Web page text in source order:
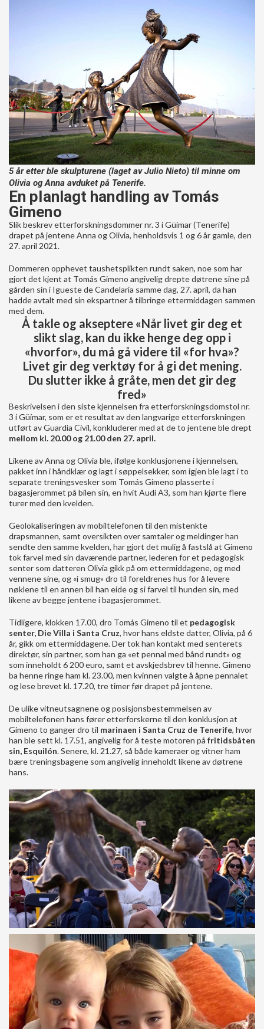
5 år etter ble skulpturene (laget av Julio Nieto) til minne om
Olivia og Anna avduket på Tenerife.
En planlagt handling av Tomás
Gimeno
Slik beskrev etterforskningsdommer nr. 3 i Güímar (Tenerife)
drapet på jentene Anna og Olivia, henholdsvis 1 og 6 år gamle, den
27. april 2021.
Dommeren opphevet taushetsplikten rundt saken, noe som har
gjort det kjent at Tomás Gimeno angivelig drepte døtrene sine på
gården sin i Igueste de Candelaria samme dag, 27. april, da han
hadde avtalt med sin ekspartner å tilbringe ettermiddagen sammen
med dem.
Å takle og akseptere «Når livet gir deg et
slikt slag, kan du ikke henge deg opp i
«hvorfor», du må gå videre til «for hva»?
Livet gir deg verktøy for å gi det mening.
Du slutter ikke å gråte, men det gir deg
fred»
Beskrivelsen i den siste kjennelsen fra etterforskningsdomstol nr.
3 i Güímar, som er et resultat av den langvarige etterforskningen
utført av Guardia Civil, konkluderer med at de to jentene ble drept
mellom kl. 20.00 og 21.00 den 27. april.
Likene av Anna og Olivia ble, ifølge konklusjonene i kjennelsen,
pakket inn i håndklær og lagt i søppelsekker, som igjen ble lagt i to
separate treningsvesker som Tomás Gimeno plasserte i
bagasjerommet på bilen sin, en hvit Audi A3, som han kjørte flere
turer med den kvelden.
Geolokaliseringen av mobiltelefonen til den mistenkte
drapsmannen, samt oversikten over samtaler og meldinger han
sendte den samme kvelden, har gjort det mulig å fastslå at Gimeno
tok farvel med sin daværende partner, lederen for et pedagogisk
senter som datteren Olivia gikk på om ettermiddagene, og med
vennene sine, og «i smug» dro til foreldrenes hus for å levere
nøklene til en annen bil han eide og si farvel til hunden sin, med
likene av begge jentene i bagasjerommet.
Tidligere, klokken 17.00, dro Tomás Gimeno til et pedagogisk
senter, Die Villa i Santa Cruz, hvor hans eldste datter, Olivia, på 6
år, gikk om ettermiddagene. Der tok han kontakt med senterets
direktør, sin partner, som han ga «et pennal med bånd rundt» og
som inneholdt 6 200 euro, samt et avskjedsbrev til henne. Gimeno
ba henne ringe ham kl. 23.00, men kvinnen valgte å åpne pennalet
og lese brevet kl. 17.20, tre timer før drapet på jentene.
De ulike vitneutsagnene og posisjonsbestemmelsen av
mobiltelefonen hans fører etterforskerne til den konklusjon at
Gimeno to ganger dro til marinaen i Santa Cruz de Tenerife, hvor
han ble sett kl. 17.51, angivelig for å teste motoren på fritidsbåten
sin, Esquilón. Senere, kl. 21.27, så både kameraer og vitner ham
bære treningsbagene som angivelig inneholdt likene av døtrene
hans.